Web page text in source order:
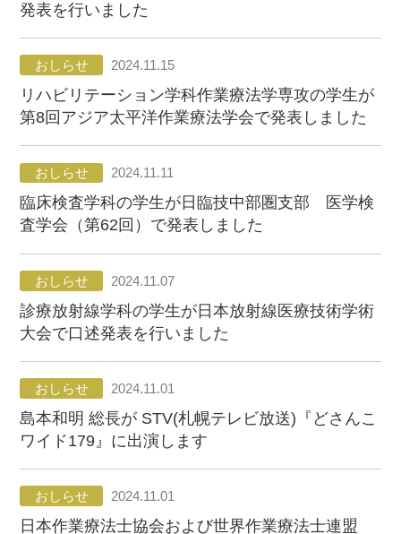
発表を行いました
おしらせ 2024.11.15
リハビリテーション学科作業療法学専攻の学生が
第8回アジア太平洋作業療法学会で発表しました
おしらせ 2024.11.11
臨床検査学科の学生が日臨技中部圏支部 医学検
査学会（第62回）で発表しました
おしらせ 2024.11.07
診療放射線学科の学生が日本放射線医療技術学術
大会で口述発表を行いました
おしらせ 2024.11.01
島本和明 総長が STV(札幌テレビ放送)『どさんこ
ワイド179』に出演します
おしらせ 2024.11.01
日本作業療法士協会および世界作業療法士連盟